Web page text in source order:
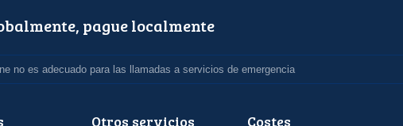
pague localmente
no es adecuado para las llamadas a servicios de emergencia
Otros servicios Costes